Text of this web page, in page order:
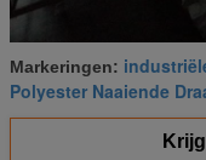
Markeringen:
Polyester Naaiende